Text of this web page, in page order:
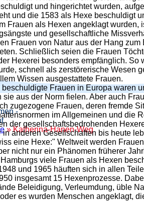
-
» Katherina-Hanen-Weg
und hingerichtet wurden,
und die 1583 als Hexe beschuldigt
Frauen als Hexen angeklagt
und gesellschaftliche
Frauen von Natur aus der Hang
Schließlich seien die Frauen
Hexerei besonders empfänglich.
schnell als zerstörerische Wesen
Wissen ausgestattete Frauen.
Frauen in Europa waren
sie aus der Norm fielen. Aber auch
zugezogene Frauen, deren fremde
im Allgemeinen und die
der gesellschaftsbedrohenden
in anderen Gesellschaften bis heute
eine Hexe:" Weltweit werden
nicht nur ein Phänomen früherer
viele Frauen als Hexen
und 1965 häuften sich in allen
insgesamt 15 Hexenprozesse.
Beleidigung, Verleumdung, üble
es wurden Menschen angeklagt,